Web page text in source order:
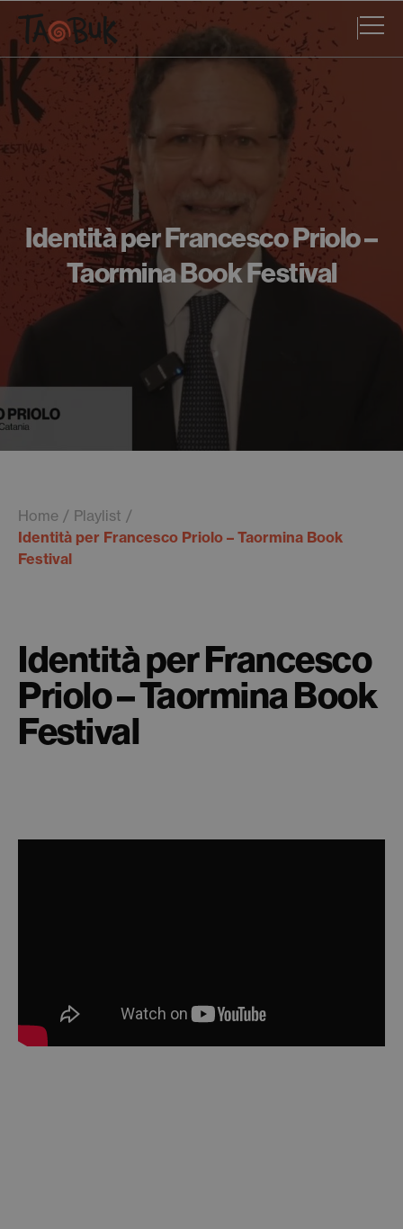
Identità per Francesco Priolo –
Taormina Book Festival
Home
Playlist
Identità per Francesco Priolo – Taormina Book
Festival
Identità per Francesco
Priolo – Taormina Book
Festival